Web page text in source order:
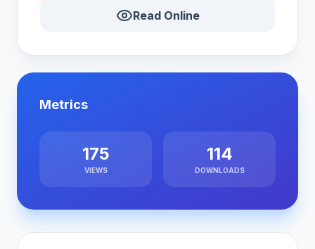
Read Online
Metrics
175
VIEWS
114
DOWNLOADS